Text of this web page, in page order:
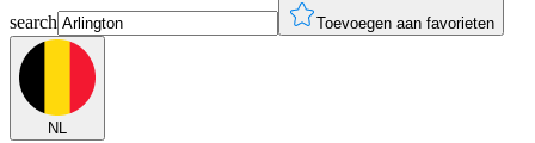
search Toevoegen aan favorieten
NL